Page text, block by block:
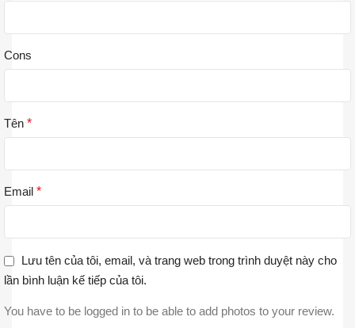
Cons
Tên *
Email *
Lưu tên của tôi, email, và trang web trong trình duyệt này cho
lần bình luận kế tiếp của tôi.
You have to be logged in to be able to add photos to your review.